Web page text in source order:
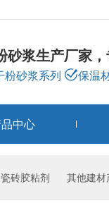
砂浆生产厂家，
粉砂浆系列 保温
中心
砖胶粘剂 其他建材